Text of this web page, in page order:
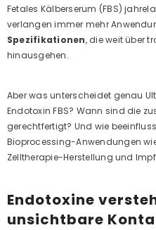
Fetales Kälberserum (FBS)
verlangen immer mehr
Spezifikationen, die weit über
hinausgehen.
Aber was unterscheidet genau
Endotoxin FBS? Wann sind die
gerechtfertigt? Und wie
Bioprocessing-Anwendungen
Zelltherapie-Herstellung und
Endotoxine
unsichtbare